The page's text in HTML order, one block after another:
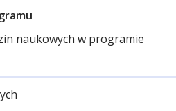
naukowych w programie